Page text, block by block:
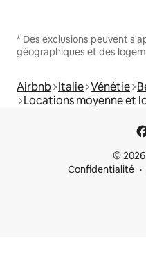
* Des exclusions peuvent
géographiques et des
Airbnb Italie Vénétie
Locations moyenne et
©
Confidentialité